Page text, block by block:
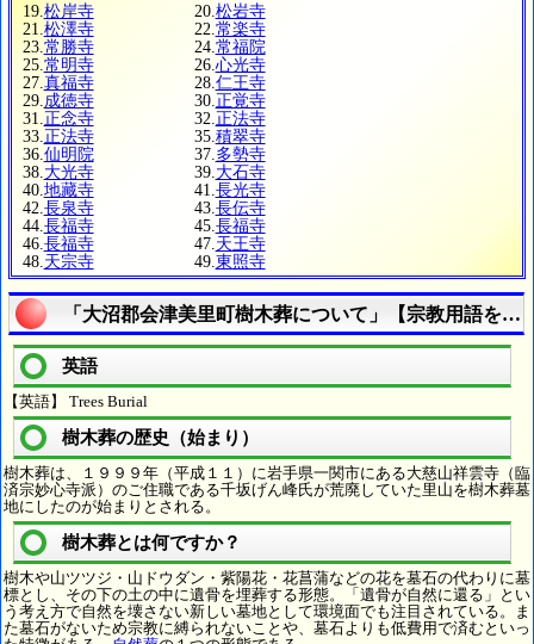
19. 松岸寺 20. 松岩寺
21. 松澤寺 22. 常楽寺
23. 常勝寺 24. 常福院
25. 常明寺 26. 心光寺
27. 真福寺 28. 仁王寺
29. 成徳寺 30. 正覚寺
31. 正念寺 32. 正法寺
33. 正法寺 35. 積翠寺
36. 仙明院 37. 多勢寺
38. 大光寺 39. 大石寺
40. 地藏寺 41. 長光寺
42. 長泉寺 43. 長伝寺
44. 長福寺 45. 長福寺
46. 長福寺 47. 天王寺
48. 天宗寺 49. 東照寺
「大沼郡会津美里町樹木葬について」【宗教用語を知
英語
【英語】 Trees Burial
樹木葬の歴史（始まり）
樹木葬は、１９９９年（平成１１）に岩手県一関市にある大慈山祥雲寺（臨
済宗妙心寺派）のご住職である千坂げん峰氏が荒廃していた里山を樹木葬墓
地にしたのが始まりとされる。
樹木葬とは何ですか？
樹木や山ツツジ・山ドウダン・紫陽花・花菖蒲などの花を墓石の代わりに墓
標とし、その下の土の中に遺骨を埋葬する形態。「遺骨が自然に還る」とい
う考え方で自然を壊さない新しい墓地として環境面でも注目されている。ま
た墓石がないため宗教に縛られないことや、墓石よりも低費用で済むといっ